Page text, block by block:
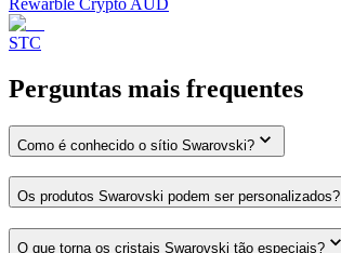
STC
Perguntas mais frequentes
Como é conhecido o sítio Swarovski?
Os produtos Swarovski podem ser personalizados?
O que torna os cristais Swarovski tão especiais?